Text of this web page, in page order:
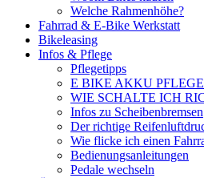
Welche Rahmenhöhe?
Fahrrad & E-Bike Werkstatt
Bikeleasing
Infos & Pflege
Pflegetipps
E BIKE AKKU PFLEGE
WIE SCHALTE ICH
Infos zu Scheibenbremsen
Der richtige
Wie flicke ich einen
Bedienungsanleitungen
Pedale wechseln